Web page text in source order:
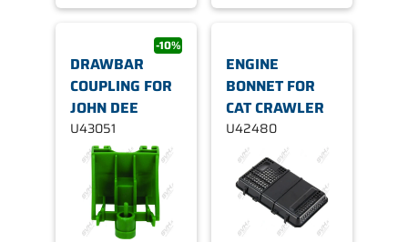
-10%
DRAWBAR
COUPLING FOR
JOHN DEE
U43051
ENGINE
BONNET FOR
CAT CRAWLER
U42480